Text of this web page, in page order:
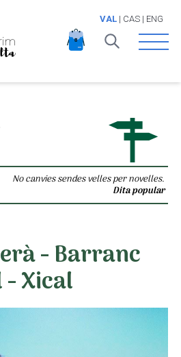
VAL| CAS| ENG
Open
No canvies sendes velles per novelles.
Dita popular
- Barranc
- Xical